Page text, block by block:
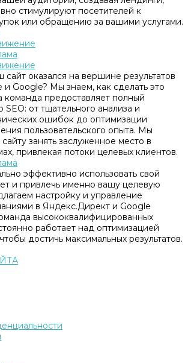
стимулируют посетителей к
или обращению за вашими услугами.
сайт оказался на вершине результатов
Google? Мы знаем, как сделать это
предоставляет полный
SEO: от тщательного анализа и
ошибок до оптимизации
пользовательского опыта. Мы
занять заслуженное место в
привлекая потоки целевых клиентов.
эффективно использовать свой
и привлечь именно вашу целевую
настройку и управление
в Яндекс.Директ и Google
высококвалифицированных
работает над оптимизацией
достичь максимальных результатов.